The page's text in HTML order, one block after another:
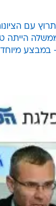
עם
הייתה
במבצע מיוחד